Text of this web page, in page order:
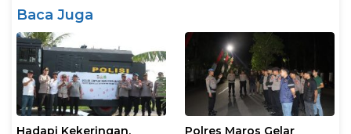
Baca Juga
Hadapi Kekeringan,
Polres Maros Gelar